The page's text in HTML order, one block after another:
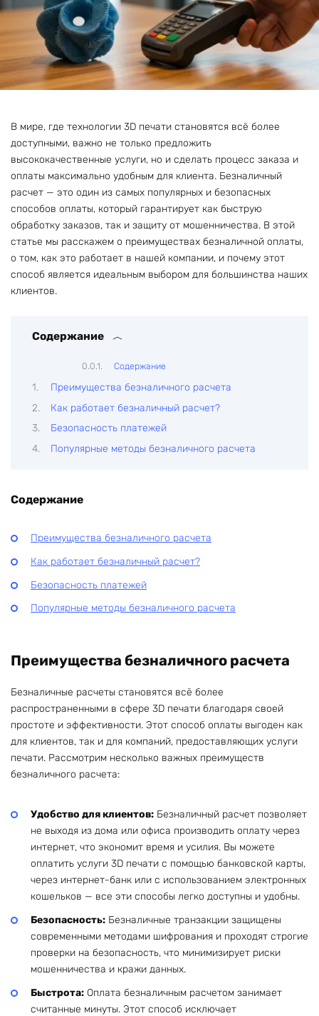
В мире, где технологии 3D печати становятся всё более
доступными, важно не только предложить
высококачественные услуги, но и сделать процесс заказа и
оплаты максимально удобным для клиента. Безналичный
расчет — это один из самых популярных и безопасных
способов оплаты, который гарантирует как быструю
обработку заказов, так и защиту от мошенничества. В этой
статье мы расскажем о преимуществах безналичной оплаты,
о том, как это работает в нашей компании, и почему этот
способ является идеальным выбором для большинства наших
клиентов.
Содержание
Содержание
Преимущества безналичного расчета
Как работает безналичный расчет?
Безопасность платежей
Популярные методы безналичного расчета
Содержание
Преимущества безналичного расчета
Как работает безналичный расчет?
Безопасность платежей
Популярные методы безналичного расчета
Преимущества безналичного расчета
Безналичные расчеты становятся всё более
распространенными в сфере 3D печати благодаря своей
простоте и эффективности. Этот способ оплаты выгоден как
для клиентов, так и для компаний, предоставляющих услуги
печати. Рассмотрим несколько важных преимуществ
безналичного расчета:
Удобство для клиентов: Безналичный расчет позволяет
не выходя из дома или офиса производить оплату через
интернет, что экономит время и усилия. Вы можете
оплатить услуги 3D печати с помощью банковской карты,
через интернет-банк или с использованием электронных
кошельков — все эти способы легко доступны и удобны.
Безопасность: Безналичные транзакции защищены
современными методами шифрования и проходят строгие
проверки на безопасность, что минимизирует риски
мошенничества и кражи данных.
Быстрота: Оплата безналичным расчетом занимает
считанные минуты. Этот способ исключает